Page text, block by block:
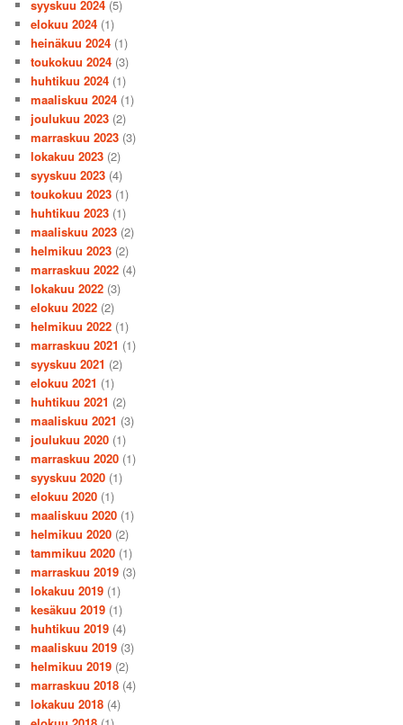
syyskuu 2024 (5)
elokuu 2024 (1)
heinäkuu 2024 (1)
toukokuu 2024 (3)
huhtikuu 2024 (1)
maaliskuu 2024 (1)
joulukuu 2023 (2)
marraskuu 2023 (3)
lokakuu 2023 (2)
syyskuu 2023 (4)
toukokuu 2023 (1)
huhtikuu 2023 (1)
maaliskuu 2023 (2)
helmikuu 2023 (2)
marraskuu 2022 (4)
lokakuu 2022 (3)
elokuu 2022 (2)
helmikuu 2022 (1)
marraskuu 2021 (1)
syyskuu 2021 (2)
elokuu 2021 (1)
huhtikuu 2021 (2)
maaliskuu 2021 (3)
joulukuu 2020 (1)
marraskuu 2020 (1)
syyskuu 2020 (1)
elokuu 2020 (1)
maaliskuu 2020 (1)
helmikuu 2020 (2)
tammikuu 2020 (1)
marraskuu 2019 (3)
lokakuu 2019 (1)
kesäkuu 2019 (1)
huhtikuu 2019 (4)
maaliskuu 2019 (3)
helmikuu 2019 (2)
marraskuu 2018 (4)
lokakuu 2018 (4)